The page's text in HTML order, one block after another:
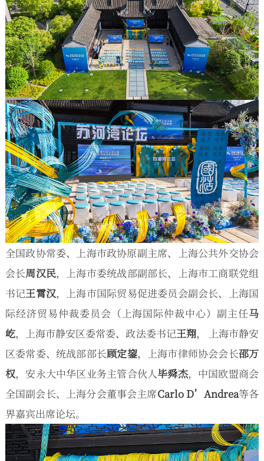
全国政协常委、上海市政协原副主席、上海公共外交协会
会长周汉民，上海市委统战部副部长、上海市工商联党组
书记王霄汉，上海市国际贸易促进委员会副会长、上海国
际经济贸易仲裁委员会（上海国际仲裁中心）副主任马
屹，上海市静安区委常委、政法委书记王翔， 上海市静安
区委常委、统战部部长顾定鋆，上海市律师协会会长邵万
权，安永大中华区业务主管合伙人毕舜杰，中国欧盟商会
全国副会长、上海分会董事会主席Carlo D’Andrea等各
界嘉宾出席论坛。